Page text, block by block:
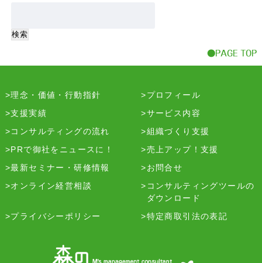
理念・価値・行動指針
プロフィール
支援実績
サービス内容
コンサルティングの流れ
組織づくり支援
PRで御社をニュースに！
売上アップ！支援
最新セミナー・研修情報
お問合せ
オンライン経営相談
コンサルティングツールの
ダウンロード
プライバシーポリシー
特定商取引法の表記